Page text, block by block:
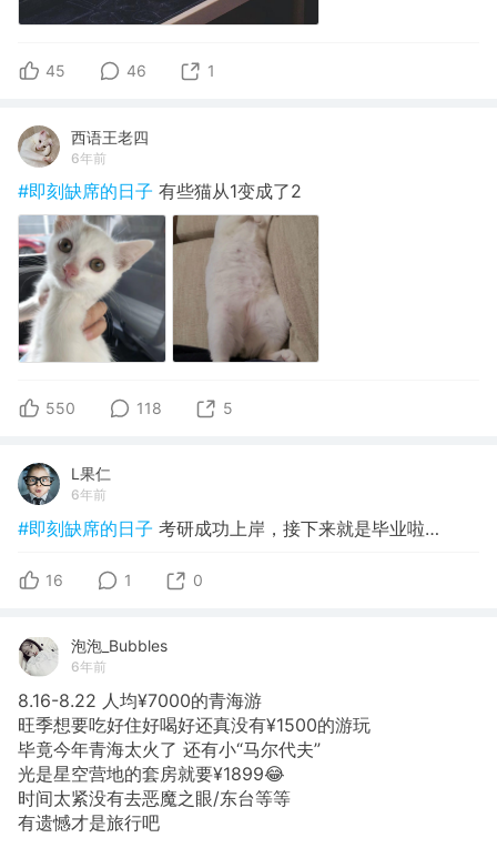
45 46 1
西语王老四
6年前
#即刻缺席的日子 有些猫从1变成了2
550 118 5
L果仁
6年前
#即刻缺席的日子 考研成功上岸，接下来就是毕业啦…
16 1 0
泡泡_Bubbles
6年前
8.16-8.22 人均¥7000的青海游
旺季想要吃好住好喝好还真没有¥1500的游玩
毕竟今年青海太火了 还有小“马尔代夫”
光是星空营地的套房就要¥1899😂
时间太紧没有去恶魔之眼/东台等等
有遗憾才是旅行吧